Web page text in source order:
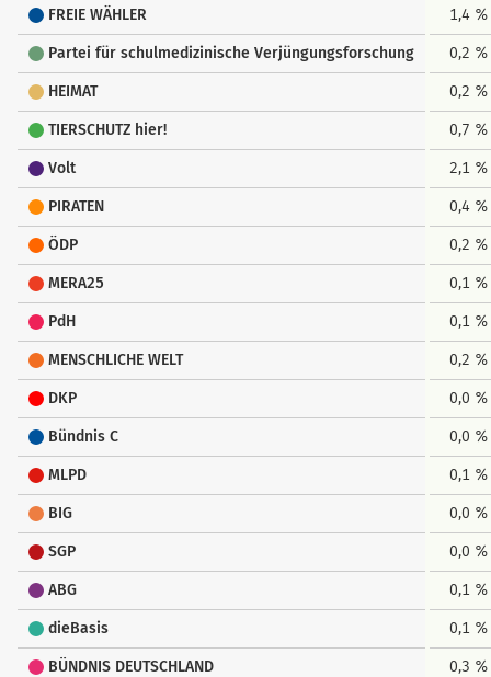
FREIE WÄHLER 1,4 %
Partei für schulmedizinische Verjüngungsforschung 0,2 %
HEIMAT 0,2 %
TIERSCHUTZ hier! 0,7 %
Volt 2,1 %
PIRATEN 0,4 %
ÖDP 0,2 %
MERA25 0,1 %
PdH 0,1 %
MENSCHLICHE WELT 0,2 %
DKP 0,0 %
Bündnis C 0,0 %
MLPD 0,1 %
BIG 0,0 %
SGP 0,0 %
ABG 0,1 %
dieBasis 0,1 %
BÜNDNIS DEUTSCHLAND 0,3 %